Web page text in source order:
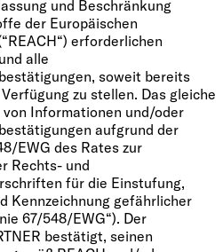
und Beschränkung
der Europäischen
erforderlichen
alle
soweit bereits
zu stellen. Das gleiche
Informationen und/oder
aufgrund der
EWG des Rates zur
Rechts- und
für die Einstufung,
Kennzeichnung gefährlicher
67/548/EWG“). Der
bestätigt, seinen